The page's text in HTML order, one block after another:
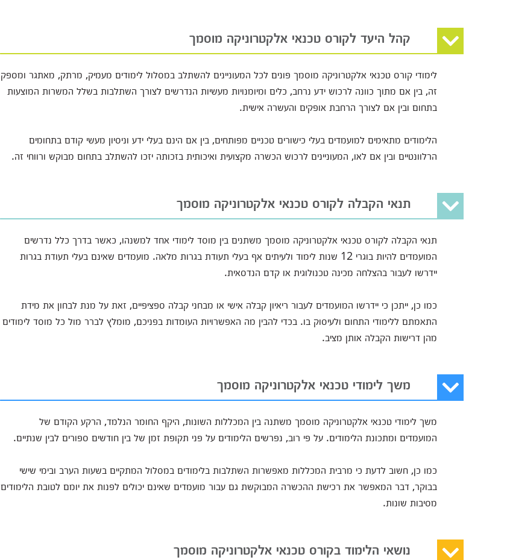
קהל היעד לקורס טכנאי אלקטרוניקה מוסמך
לימודי קורס טכנאי אלקטרוניקה מוסמך פונים לכל המעוניינים להשתלב במסלול לימודים מעמיק, מרתק, מאתגר ומספק
זה, בין אם מתוך כוונה לרכוש ידע נרחב, כלים ומיומנויות מעשיות הנדרשים לצורך השתלבות בשלל המשרות המוצעות
בתחום ובין אם לצורך הרחבת אופקים והעשרה אישית.
הלימודים מתאימים למועמדים בעלי כישורים טכניים מפותחים, בין אם הינם בעלי ידע וניסיון מעשי קודם בתחומים
הרלוונטיים ובין אם לאו, המעוניינים לרכוש הכשרה מקצועית ואיכותית בזכותה יזכו להשתלב בתחום מבוקש ורווחי זה.
תנאי הקבלה לקורס טכנאי אלקטרוניקה מוסמך
תנאי הקבלה לקורס טכנאי אלקטרוניקה מוסמך משתנים בין מוסד לימודי אחד למשנהו, כאשר בדרך כלל נדרשים
המועמדים להיות בוגרי 12 שנות לימוד ולעיתים אף בעלי תעודת בגרות מלאה. מועמדים שאינם בעלי תעודת בגרות
יידרשו לעבור בהצלחה מכינה טכנולוגית או קדם הנדסאית.
כמו כן, ייתכן כי יידרשו המועמדים לעבור ריאיון קבלה אישי או מבחני קבלה ספציפיים, זאת על מנת לבחון את מידת
התאמתם ללימודי התחום ולעיסוק בו. בכדי להבין מה האפשרויות העומדות בפניכם, מומלץ לברר מול כל מוסד לימודים
מהן דרישות הקבלה אותן מציב.
משך לימודי טכנאי אלקטרוניקה מוסמך
משך לימודי טכנאי אלקטרוניקה מוסמך משתנה בין המכללות השונות, היקף החומר הנלמד, הרקע הקודם של
המועמדים ומתכונת הלימודים. על פי רוב, נפרשים הלימודים על פני תקופת זמן של בין חודשים ספורים לבין שנתיים.
כמו כן, חשוב לדעת כי מרבית המכללות מאפשרות השתלבות בלימודים במסלול המתקיים בשעות הערב ובימי שישי
בבוקר, דבר המאפשר את רכישת ההכשרה המבוקשת גם עבור מועמדים שאינם יכולים לפנות את יומם לטובת הלימודים
מסיבות שונות.
נושאי הלימוד בקורס טכנאי אלקטרוניקה מוסמך